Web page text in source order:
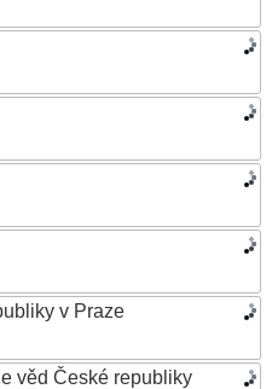
v Praze
věd České republiky